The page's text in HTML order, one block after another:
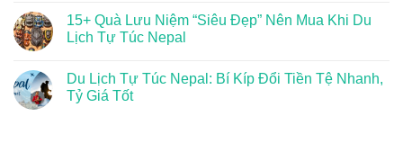
15+ Quà Lưu Niệm “Siêu Đẹp” Nên Mua Khi Du
Lịch Tự Túc Nepal
Du Lịch Tự Túc Nepal: Bí Kíp Đổi Tiền Tệ Nhanh,
Tỷ Giá Tốt